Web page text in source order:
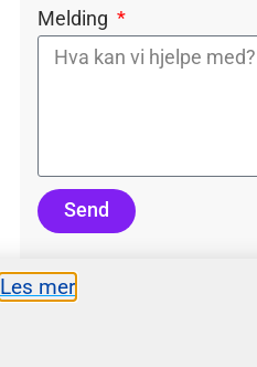
Melding
Send
Les mer